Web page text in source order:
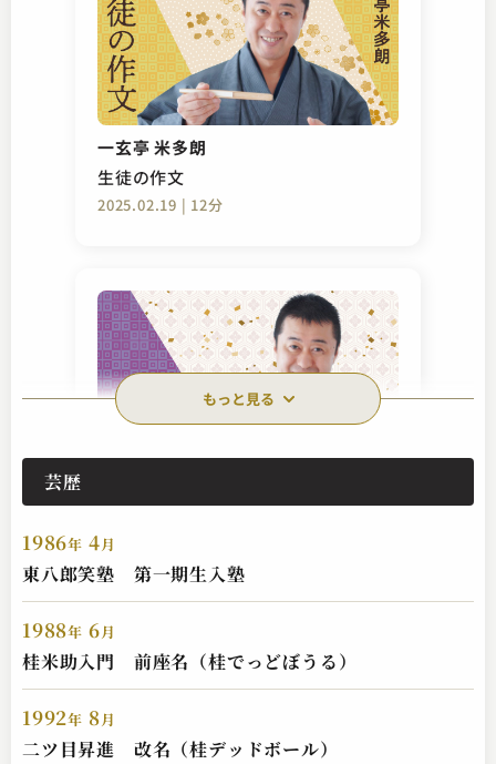
一玄亭 米多朗
生徒の作文
2025.02.19 | 12分
犬の目
2025.02.18 | 15分
もっと見る
芸歴
1986年 4月
東八郎笑塾 第一期生入塾
1988年 6月
桂米助入門 前座名（桂でっどぼうる）
1992年 8月
二ツ目昇進 改名（桂デッドボール）